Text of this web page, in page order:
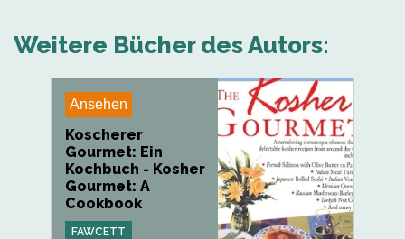
Weitere Bücher des Autors:
Ansehen
Koscherer
Gourmet: Ein
Kochbuch - Kosher
Gourmet: A
Cookbook
FAWCETT